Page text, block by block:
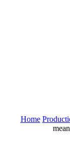
Home